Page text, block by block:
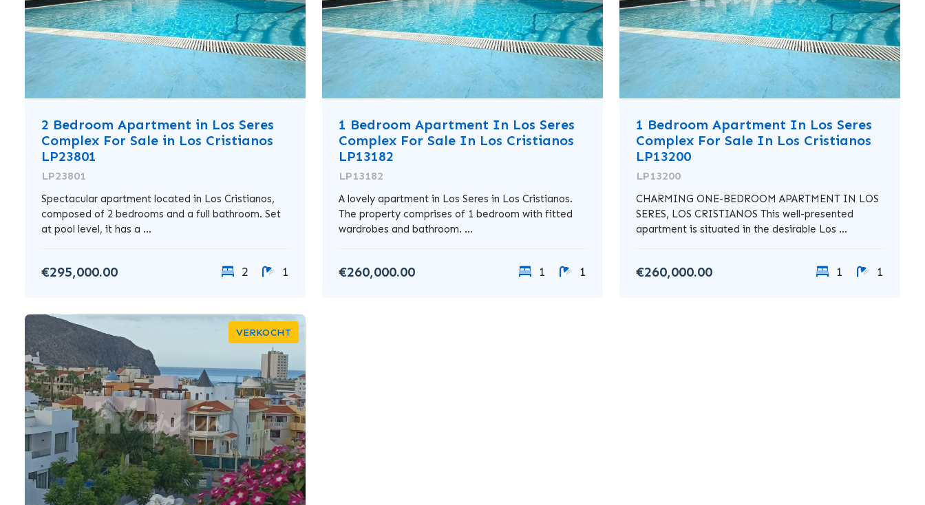
2 Bedroom Apartment in Los Seres
Complex For Sale in Los Cristianos
LP23801
LP23801
Spectacular apartment located in Los Cristianos,
composed of 2 bedrooms and a full bathroom. Set
at pool level, it has a ...
€295,000.00 2 1
1 Bedroom Apartment In Los Seres
Complex For Sale In Los Cristianos
LP13182
LP13182
A lovely apartment in Los Seres in Los Cristianos.
The property comprises of 1 bedroom with fitted
wardrobes and bathroom. ...
€260,000.00 1 1
1 Bedroom Apartment In Los Seres
Complex For Sale In Los Cristianos
LP13200
LP13200
CHARMING ONE-BEDROOM APARTMENT IN LOS
SERES, LOS CRISTIANOS This well-presented
apartment is situated in the desirable Los ...
€260,000.00 1 1
VERKOCHT